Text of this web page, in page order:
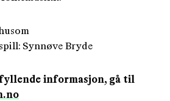
Synnøve Bryde
informasjon, gå til